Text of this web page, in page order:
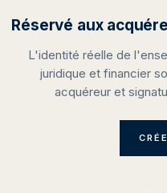
Réservé aux
L'identité réelle de
juridique et financier
acquéreur et